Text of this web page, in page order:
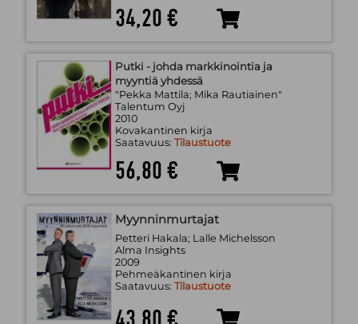
34,20 €
Putki - johda markkinointia ja
myyntiä yhdessä
"Pekka Mattila; Mika Rautiainen"
Talentum Oyj
2010
Kovakantinen kirja
Saatavuus: Tilaustuote
56,80 €
Myynninmurtajat
Petteri Hakala; Lalle Michelsson
Alma Insights
2009
Pehmeäkantinen kirja
Saatavuus: Tilaustuote